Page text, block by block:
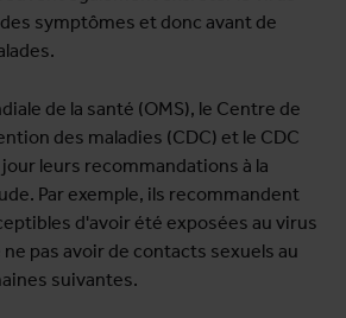
symptômes et donc avant de
de la santé (OMS), le Centre de
des maladies (CDC) et le CDC
leurs recommandations à la
Par exemple, ils recommandent
d'avoir été exposées au virus
pas avoir de contacts sexuels au
suivantes.